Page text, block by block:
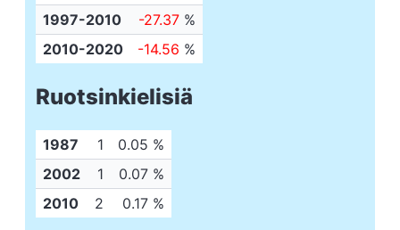
1997-2010
-27.37 %
2010-2020
-14.56 %
Ruotsinkielisiä
1987 1
0.05 %
2002
1
0.07 %
2010
2 0.17 %